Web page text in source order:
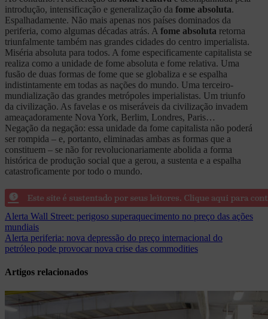
introdução, intensificação e generalização da fome absoluta.
Espalhadamente. Não mais apenas nos países dominados da
periferia, como algumas décadas atrás. A fome absoluta retorna
triunfalmente também nas grandes cidades do centro imperialista.
Miséria absoluta para todos. A fome especificamente capitalista se
realiza como a unidade de fome absoluta e fome relativa. Uma
fusão de duas formas de fome que se globaliza e se espalha
indistintamente em todas as nações do mundo. Uma terceiro-
mundialização das grandes metrópoles imperialistas. Um triunfo
da civilização. As favelas e os miseráveis da civilização invadem
ameaçadoramente Nova York, Berlim, Londres, Paris…
Negação da negação: essa unidade da fome capitalista não poderá
ser rompida – e, portanto, eliminadas ambas as formas que a
constituem – se não for revolucionariamente abolida a forma
histórica de produção social que a gerou, a sustenta e a espalha
catastroficamente por todo o mundo.
Navegação
de
Post
Alerta Wall Street: perigoso superaquecimento no preço das ações
mundiais
Alerta periferia: nova depressão do preço internacional do
petróleo pode provocar nova crise das commodities
Artigos relacionados